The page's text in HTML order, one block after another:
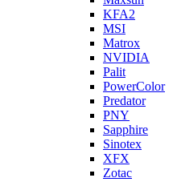
KFA2
MSI
Matrox
NVIDIA
Palit
PowerColor
Predator
PNY
Sapphire
Sinotex
XFX
Zotac